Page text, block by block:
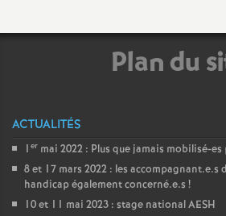
Plan du
ACTUALITÉS
1 er mai 2022 : Plus que jamais mobilisé-
8 et 17 mars 2022 : les accompagnant.e.s
handicap également concerné.e.s !
10 et 11 mai 2023 : stage national AESH